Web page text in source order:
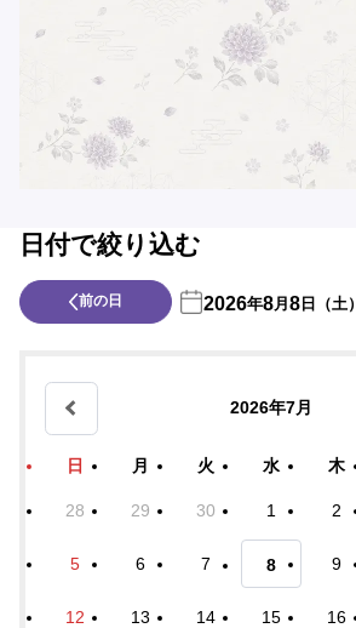
日付で絞り込む
前の日 2026年8月 8 日（土）
2026年7月
日 月 火 水 木
28 29 30 1 2
5 6 7 8 9
12 13 14 15 16